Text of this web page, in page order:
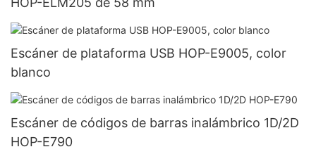
Escáner de plataforma USB HOP-E9005, color
blanco
Escáner de códigos de barras inalámbrico 1D/2D
HOP-E790